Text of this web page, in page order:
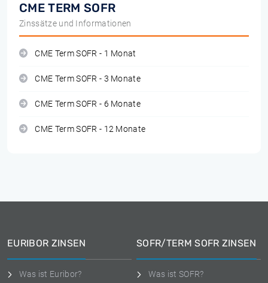
CME TERM SOFR
Zinssätze und Informationen
CME Term SOFR - 1 Monat
CME Term SOFR - 3 Monate
CME Term SOFR - 6 Monate
CME Term SOFR - 12 Monate
EURIBOR ZINSEN
Was ist Euribor?
SOFR/TERM SOFR ZINSEN
Was ist SOFR?